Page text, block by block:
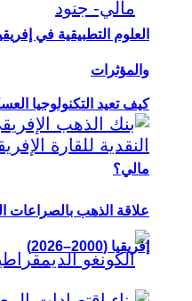
كيف تعيد التكنولوجيا
مالي؟
العلوم التطبيقية في
والمؤثرات
علاقة الذهب بالصراعات
إفريقيا (2000–2026)